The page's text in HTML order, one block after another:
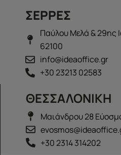
ΣΕΡΡΕΣ
Παύλου Μελά & 29ης
62100
info@ideaoffice.gr
+30 23213 02583
ΘΕΣΣΑΛΟΝΙΚΗ
Μαιάνδρου 28
+30 2314 314202